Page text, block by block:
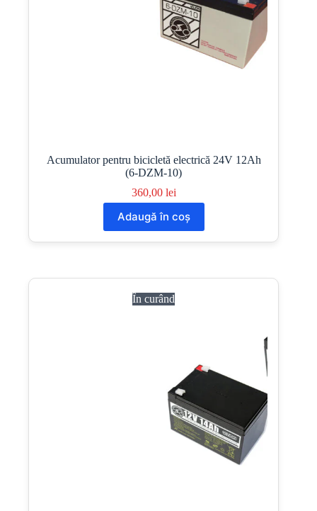
Acumulator pentru bicicletă electrică 24V 12Ah
(6-DZM-10)
360,00 lei
Adaugă în coș
În curând